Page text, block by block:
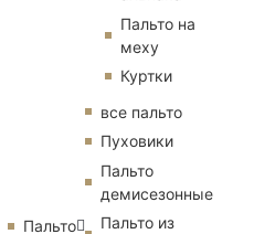
Пальто на
меху
Куртки
Пальто
все пальто
Пуховики
Пальто
демисезонные
Пальто из